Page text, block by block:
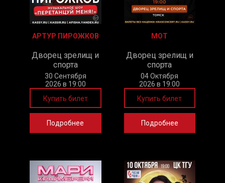
АРТУР ПИРОЖКОВ
Дворец зрелищ и
спорта
30 Сентября
2026 в 19:00
Купить билет
Подробнее
МОТ
Дворец зрелищ и
спорта
04 Октября
2026 в 19:00
Купить билет
Подробнее